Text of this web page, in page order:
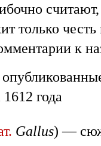
только
к
года
Gallus) —